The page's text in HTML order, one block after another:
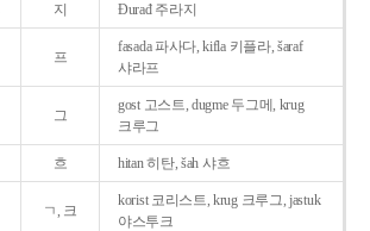
지 Ðurađ 주라지
프
fasada 파사다, kifla 키플라, šaraf
샤라프
그
gost 고스트, dugme 두그메, krug
크루그
흐 hitan 히탄, šah 샤흐
ㄱ, 크
korist 코리스트, krug 크루그, jastuk
야스투크